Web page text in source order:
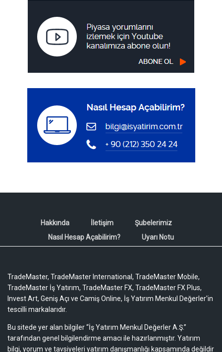
Hakkında İletişim
Şubelerimiz
Nasıl Hesap Açabilirim?
Uyarı Notu
TradeMaster, TradeMaster International, TradeMaster Mobile,
TradeMaster İş Yatırım, TradeMaster FX, TradeMaster FX Plus,
Invest Art, Geniş Açı ve Camiş Online, İş Yatırım Menkul Değerler'in
tescilli markalarıdır.
Bu sitede yer alan bilgiler “İş Yatırım Menkul Değerler A.Ş.”
tarafından genel bilgilendirme amacı ile hazırlanmıştır. Yatırım
bilgi, yorum ve tavsiyeleri yatırım danışmanlığı kapsamında değildir